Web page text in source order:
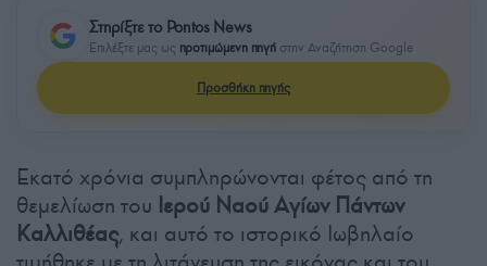
Στηρίξτε το Pontos News
Επιλέξτε μας ως προτιμώμενη πηγή στην Αναζήτηση Google
Προσθήκη πηγής
Εκατό χρόνια συμπληρώνονται φέτος από τη
θεμελίωση του Ιερού Ναού Αγίων Πάντων
Καλλιθέας, και αυτό το ιστορικό Ιωβηλαίο